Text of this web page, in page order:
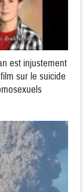
est injustement
sur le suicide